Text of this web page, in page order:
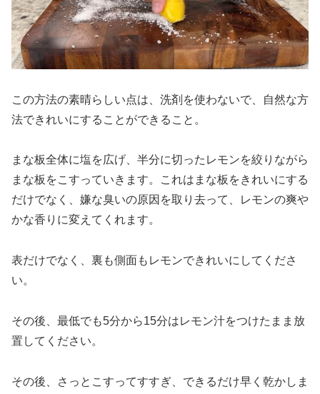
この方法の素晴らしい点は、洗剤を使わないで、自然な方
法できれいにすることができること。
まな板全体に塩を広げ、半分に切ったレモンを絞りながら
まな板をこすっていきます。これはまな板をきれいにする
だけでなく、嫌な臭いの原因を取り去って、レモンの爽や
かな香りに変えてくれます。
表だけでなく、裏も側面もレモンできれいにしてくださ
い。
その後、最低でも5分から15分はレモン汁をつけたまま放
置してください。
その後、さっとこすってすすぎ、できるだけ早く乾かしま